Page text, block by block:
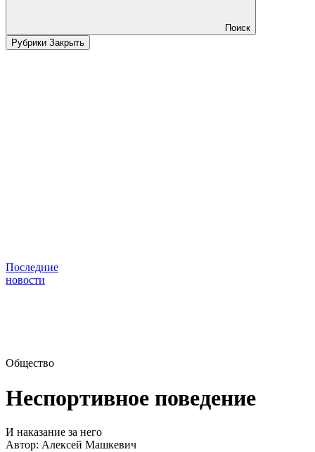
Поиск
Рубрики Закрыть
Последние
новости
Общество
Неспортивное поведение
И наказание за него
Автор: Алексей Машкевич